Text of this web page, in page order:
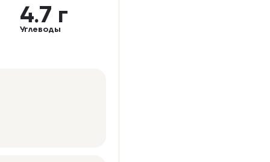
4.7 г
Углеводы